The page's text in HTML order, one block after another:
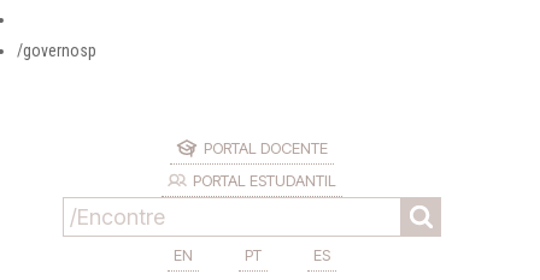
/governosp
PORTAL DOCENTE
PORTAL ESTUDANTIL
EN PT ES